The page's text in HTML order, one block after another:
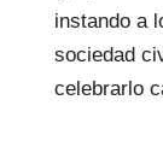
instando a
sociedad
celebrarlo